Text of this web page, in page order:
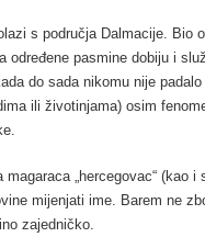
s područja Dalmacije. Bio
određene pasmine dobiju i
do sada nikomu nije
ili životinjama) osim
„hercegovac“ (kao
mijenjati ime. Barem ne
zajedničko.